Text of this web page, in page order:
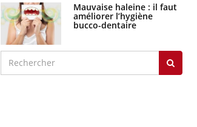
Mauvaise haleine : il faut
améliorer l’hygiène
bucco-dentaire